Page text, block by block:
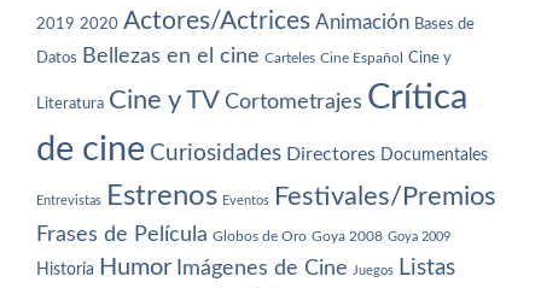
2019 2020 Actores/Actrices Animación Bases de
Datos Bellezas en el cine Carteles Cine Español Cine y
Literatura Cine y TV Cortometrajes Crítica
de cine Curiosidades Directores Documentales
Entrevistas Estrenos Eventos Festivales/Premios
Frases de Película Globos de Oro Goya 2008 Goya 2009
Historia Humor Imágenes de Cine Juegos Listas